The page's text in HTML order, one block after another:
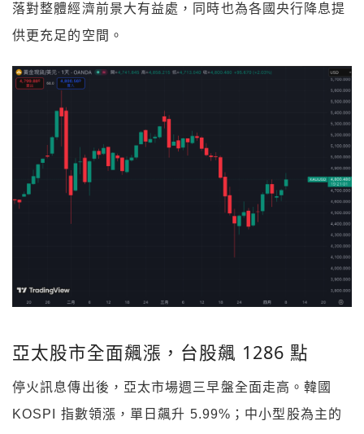
落對整體經濟前景大有益處，同時也為各國央行降息提
供更充足的空間。
亞太股市全面飆漲，台股飆 1286 點
停火訊息傳出後，亞太市場週三早盤全面走高。韓國
KOSPI 指數領漲，單日飆升 5.99%；中小型股為主的